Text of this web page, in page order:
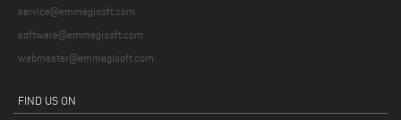
service@emmegisoft.com
software@emmegisoft.com
webmaster@emmegisoft.com
FIND US ON